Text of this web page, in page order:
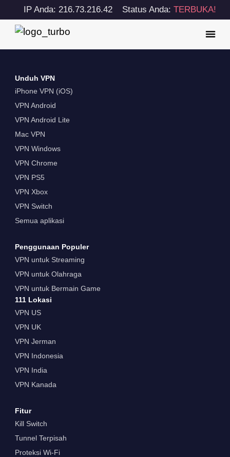
IP Anda: 216.73.216.42 Status Anda:TERBUKA!
Unduh VPN
iPhone VPN (iOS)
VPN Android
VPN Android Lite
Mac VPN
VPN Windows
VPN Chrome
VPN PS5
VPN Xbox
VPN Switch
Semua aplikasi
Penggunaan Populer
VPN untuk Streaming
VPN untuk Olahraga
VPN untuk Bermain Game
111 Lokasi
VPN US
VPN UK
VPN Jerman
VPN Indonesia
VPN India
VPN Kanada
Fitur
Kill Switch
Tunnel Terpisah
Proteksi Wi-Fi